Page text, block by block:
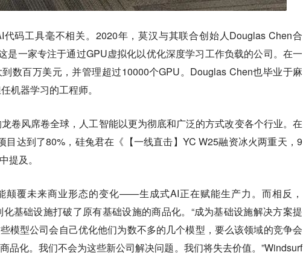
码工具毫不相关。2020年，莫汉与其联合创始人Douglas Chen合
是一家专注于通过GPU虚拟化以优化深度学习工作负载的公司。在一
数百万美元，并管理超过10000个GPU。Douglas Chen也毕业于麻
机器学习的工程师。
卷风席卷全球，人工智能以更为彻底和广泛的方式改变各个行业。在
目达到了80%，硅兔君在《【一线直击】YC W25融资冰火两重天，9
提及。
颠覆未来商业形态的变化——生成式AI正在赋能生产力。而相反，
基础设施打破了原有基础设施的商品化。“成为基础设施解决方案提
模型公司会自己优化他们为数不多的几个模型，要么该领域的竞争会
品化。我们不会为这些新公司解决问题。我们将失去价值。”Windsurf